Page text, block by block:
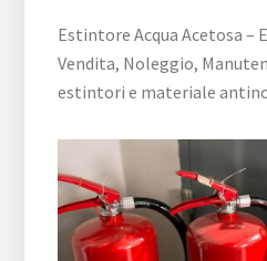
Estintore Acqua Acetosa –
Vendita, Noleggio,
estintori e materiale